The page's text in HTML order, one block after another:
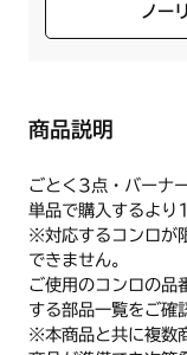
ノー
商品説明
ごとく3点・バーナ
単品で購入するより
※対応するコンロが
できません。
ご使用のコンロの品
する部品一覧をご確
※本商品と共に複数